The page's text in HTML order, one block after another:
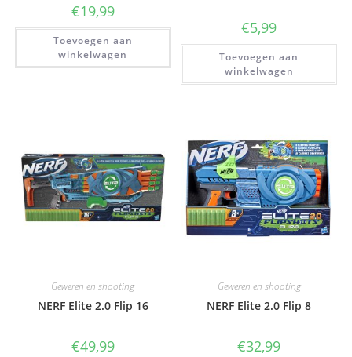
€19,99
Toevoegen aan
winkelwagen
€5,99
Toevoegen aan
winkelwagen
Geweren en shooting
NERF Elite 2.0 Flip 16
€49,99
Geweren en shooting
NERF Elite 2.0 Flip 8
€32,99